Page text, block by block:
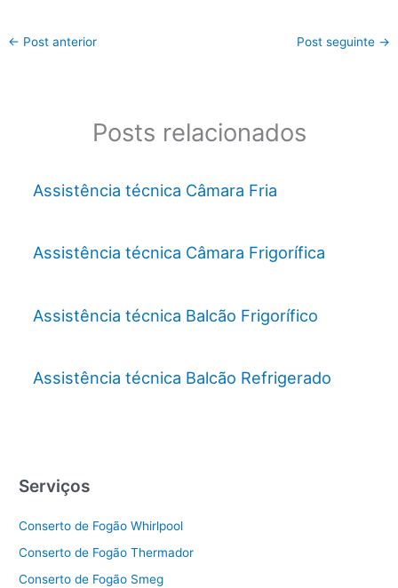
← Post anterior Post seguinte →
Posts relacionados
Assistência técnica Câmara Fria
Assistência técnica Câmara Frigorífica
Assistência técnica Balcão Frigorífico
Assistência técnica Balcão Refrigerado
Serviços
Conserto de Fogão Whirlpool
Conserto de Fogão Thermador
Conserto de Fogão Smeg